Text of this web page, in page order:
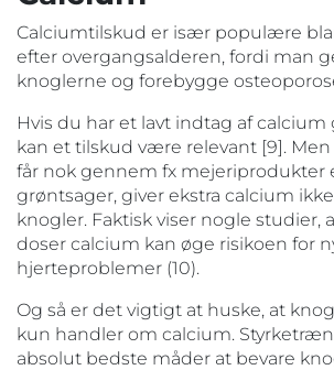
Calciumtilskud er især populære
efter overgangsalderen, fordi man
knoglerne og forebygge
Hvis du har et lavt indtag af
kan et tilskud være relevant [9].
får nok gennem fx mejeriprodukter
grøntsager, giver ekstra calcium
knogler. Faktisk viser nogle studier,
doser calcium kan øge risikoen for
hjerteproblemer (10).
Og så er det vigtigt at huske, at
kun handler om calcium.
absolut bedste måder at bevare